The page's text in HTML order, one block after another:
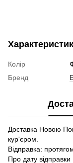
Колір
Бренд
Доставка Новою
кур'єром.
Відправка:
Про дату